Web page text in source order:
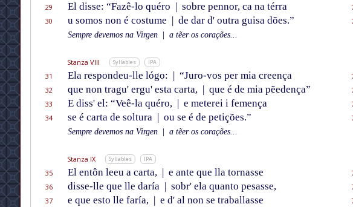
29
El disse: “Fazê-lo quéro | sobre pennor, ca na térra
30
u somos non é costume | de dar d' outra guisa dões.”
Sempre devemos na Virgen
a tẽer os corações...
Stanza VIII Syllables IPA
31 Ela respondeu-lle lógo: | “Juro-vos per mia creença
32
que non tragu' ergu' esta carta, | que é de mia pẽedença”
33
E diss' el: “Veê-la quéro, | e meterei i femença
34
se é carta de soltura | ou se é de petições.”
Sempre devemos na Virgen
a tẽer os corações...
Stanza IX Syllables IPA
35 El entôn leeu a carta, | e ante que lla tornasse
36
disse-lle que lle daría | sobr' ela quanto pesasse,
37
e que esto lle faría, | e d' al non se traballasse